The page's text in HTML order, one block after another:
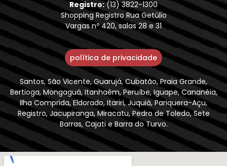
Registro:(13) 3822-1300
Shopping Registro Rua Getúlio
Vargas nº 420, salas 28 e 31
política de privacidade
Santos, São Vicente, Guarujá, Cubatão, Praia Grande,
Bertioga, Mongaguá, Itanhaém, Peruíbe, Iguape, Cananéia,
Ilha Comprida, Eldorado, Itariri, Juquiá, Pariquera-Açu,
Registro, Jacupiranga, Miracatu, Pedro de Toledo, Sete
Barras, Cajati e Barra do Turvo.